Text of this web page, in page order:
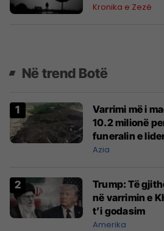
Kronika e Zezë
Në trend Botë
Varrimi më i
10.2 milionë
funeralin e
Azia
Trump: Të
në varrimin e
t’i godasim
Amerika